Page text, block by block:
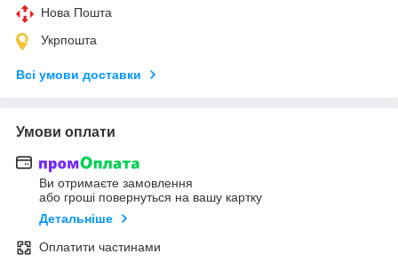
Нова Пошта
Укрпошта
Всі умови доставки
Умови оплати
Ви отримаєте замовлення
або гроші повернуться на вашу картку
Детальніше
Оплатити частинами